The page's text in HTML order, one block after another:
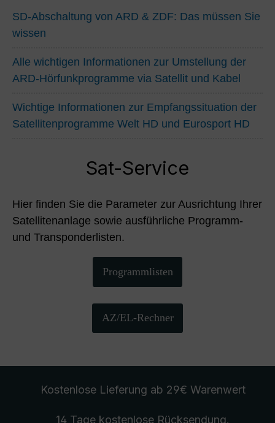
SD-Abschaltung von ARD & ZDF: Das müssen Sie
wissen
Alle wichtigen Informationen zur Umstellung der
ARD-Hörfunkprogramme via Satellit und Kabel
Wichtige Informationen zur Empfangssituation der
Satellitenprogramme Welt HD und Eurosport HD
Sat-Service
Hier finden Sie die Parameter zur Ausrichtung Ihrer
Satellitenanlage sowie ausführliche Programm-
und Transponderlisten.
Programmlisten
AZ/EL-Rechner
Kostenlose Lieferung ab 29€ Warenwert
14 Tage kostenlose Rücksendung.